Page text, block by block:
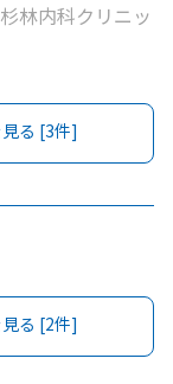
林内科クリニッ
る [3件]
る [2件]